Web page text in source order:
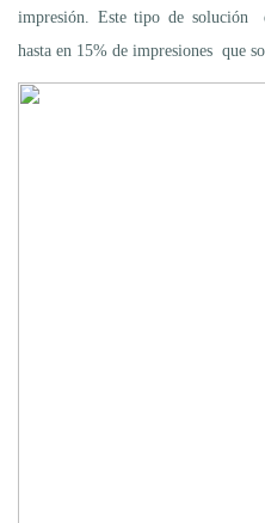
impresión. Este tipo de solución
hasta en 15% de impresiones que